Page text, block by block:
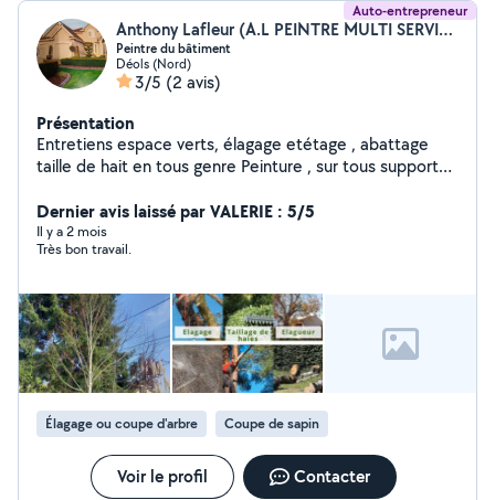
Auto-entrepreneur
Anthony Lafleur (A.L PEINTRE MULTI SERVICE)
Peintre du bâtiment
Déols (Nord)
3/5 (2 avis)
Présentation
Entretiens espace verts, élagage etétage , abattage
taille de hait en tous genre Peinture , sur tous support
ardoise ) Renovation, de toiture et charpente
Nettoyage, toiture façade muret dallage piscine
Débarrasse, cave greniers usine garage engarre Devis et
plus de renseignements
Dernier avis laissé par VALERIE : 5/5
Il y a 2 mois
Très bon travail.
Élagage ou coupe d'arbre Coupe de sapin
Voir le profil Contacter